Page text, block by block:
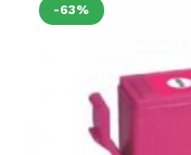
-63%